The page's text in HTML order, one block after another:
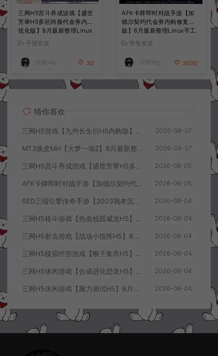
三网H5宫斗养成游戏【盛世
芳華H5多区跨服代金券内购
优化版】8月最新整理Linux
手工服务端+CDK授权后台
+全资源安卓+详细搭建教程
+视频教程
手游资源
冷雨泽ღ 30
AFK卡牌即时对战手游【加
德尔契约代金券内购修复
版】8月最新整理Linux手工
服务端+前后端全套源码+CD
K授权后台+安卓苹果双端
+详细搭建教程+视频教程
寄售资源
冷雨泽ღ 2000
猜你喜欢
三网H5游戏【九州长生衍H5内购版】8月最新整理Linux手工服务端+管理后台+GM授权后台+简易安卓客户端+详细搭建教程+视频教程 2026-08-07
MT3换皮MH【大梦一场2】8月最新整理Linux手工服务端+源码+管理后台+安卓苹果双端+详细搭建教程+视频教程 2026-08-07
三网H5宫斗养成游戏【盛世芳華H5多区跨服代金券内购优化版】8月最新整理Linux手工服务端+CDK授权后台+全资源安卓+详细搭建教程+视频教程 2026-08-05
AFK卡牌即时对战手游【加德尔契约代金券内购修复版】8月最新整理Linux手工服务端+前后端全套源码+CDK授权后台+安卓苹果双端+详细搭建教程+视频教程 2026-08-05
RED三端引擎传奇手游【2003我本沉默三职业】8月最新整理Win一键服务端+PC安卓+详细搭建教程 2026-08-04
三网H5格斗游戏【热血校园威龙H5】8月最新整理Linux手工服务端+Win一键服务端+解压即玩+简易安卓客户端+详细搭建教程 2026-08-04
三网H5射击游戏【战场小指挥H5】8月最新整理Linux手工服务端+Win一键服务端+解压即玩+简易安卓客户端+详细搭建教程 2026-08-04
三网H5模拟经营游戏【猴子集市H5】8月最新整理Linux手工服务端+Win一键服务端+解压即玩+简易安卓客户端+详细搭建教程 2026-08-04
三网H5休闲游戏【合成进化恐龙H5】8月最新整理Linux手工服务端+Win一键服务端+解压即玩+简易安卓客户端+详细搭建教程 2026-08-04
三网H5休闲游戏【脑力测试H5】8月最新整理Linux手工服务端+Win一键服务端+解压即玩+简易安卓客户端+详细搭建教程 2026-08-04